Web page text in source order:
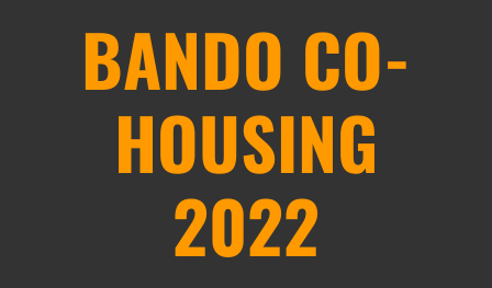
Centro #Kairos
PGZ Pergine e Valle
del Fersina
Eventi e News
BANDO CO-
HOUSING
2022